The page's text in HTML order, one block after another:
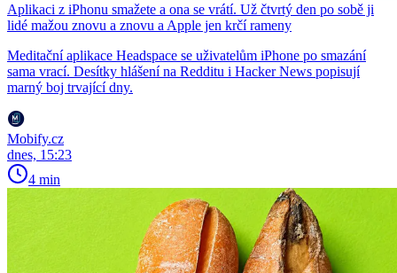
Aplikaci z iPhonu smažete a ona se vrátí. Už čtvrtý den po sobě ji
lidé mažou znovu a znovu a Apple jen krčí rameny
Meditační aplikace Headspace se uživatelům iPhone po smazání
sama vrací. Desítky hlášení na Redditu i Hacker News popisují
marný boj trvající dny.
Mobify.cz
dnes, 15:23
4 min